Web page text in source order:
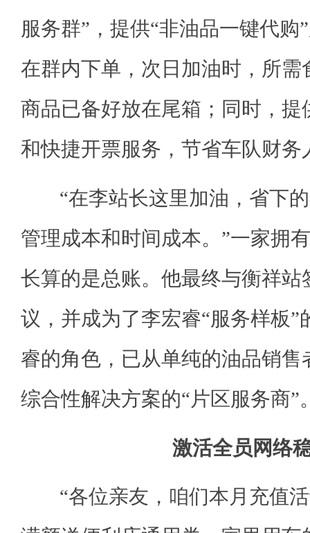
服务群”，提供“非油品一键代购
在群内下单，次日加油时，所需
商品已备好放在尾箱；同时，提
和快捷开票服务，节省车队财务
“在李站长这里加油，省下的
管理成本和时间成本。”一家拥
长算的是总账。他最终与衡祥站
议，并成为了李宏睿“服务样板”
睿的角色，已从单纯的油品销
综合性解决方案的“片区服务商”
激活全员网络
“各位亲友，咱们本月充值活